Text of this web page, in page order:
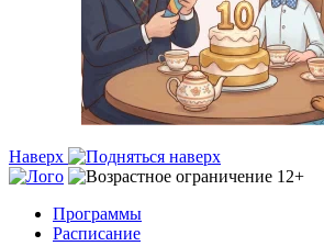
Наверх
Программы
Расписание